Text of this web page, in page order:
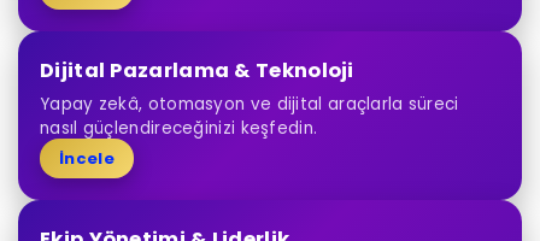
Dijital Pazarlama & Teknoloji
Yapay zekâ, otomasyon ve dijital araçlarla süreci
nasıl güçlendireceğinizi keşfedin.
İncele